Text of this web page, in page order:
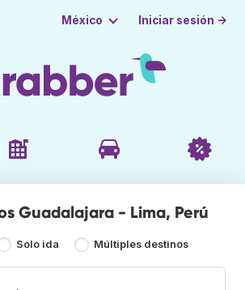
México Iniciar sesión →
Guadalajara - Lima, Perú
Solo ida Múltiples destinos